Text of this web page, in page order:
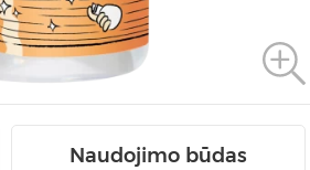
Naudojimo būdas